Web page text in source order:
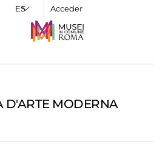
Acceder
D'ARTE MODERNA